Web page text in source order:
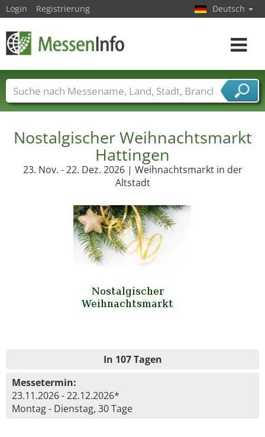
Nostalgischer Weihnachtsmarkt
Hattingen
23. Nov. - 22. Dez. 2026 | Weihnachtsmarkt in der
Altstadt
In 107 Tagen
Messetermin:
23.11.2026 - 22.12.2026*
Montag - Dienstag, 30 Tage
Login Registrierung Deutsch
Toggle
Messenamen Länder Städte
Branchen